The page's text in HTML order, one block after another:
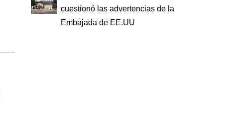
cuestionó las advertencias de la
Embajada de EE.UU